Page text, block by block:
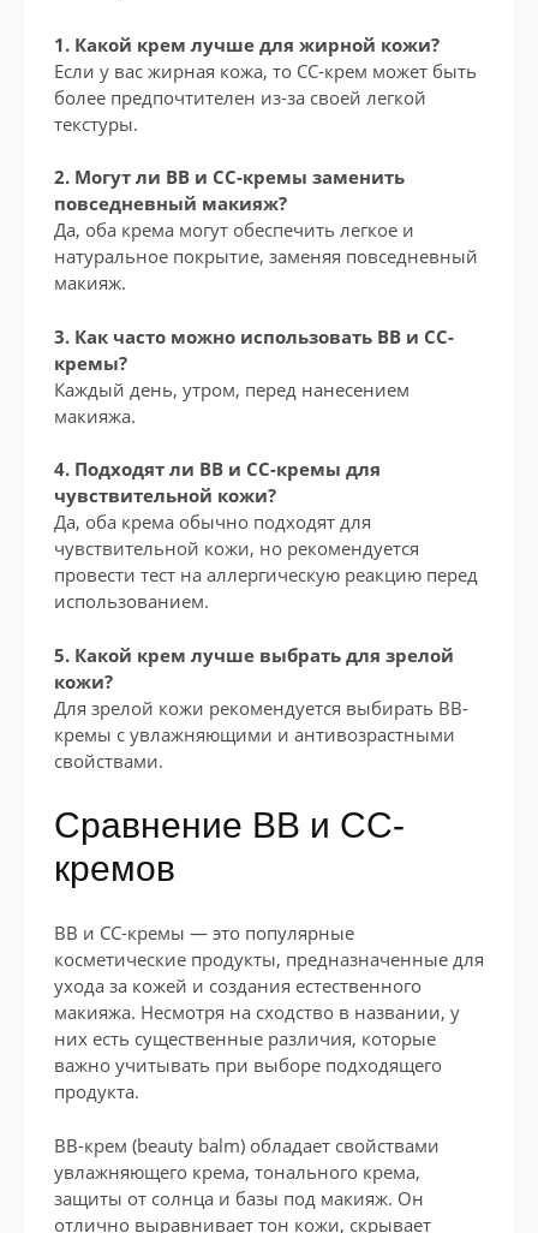
1. Какой крем лучше для жирной кожи?
Если у вас жирная кожа, то CC-крем может быть
более предпочтителен из-за своей легкой
текстуры.
2. Могут ли BB и CC-кремы заменить
повседневный макияж?
Да, оба крема могут обеспечить легкое и
натуральное покрытие, заменяя повседневный
макияж.
3. Как часто можно использовать BB и CC-
кремы?
Каждый день, утром, перед нанесением
макияжа.
4. Подходят ли BB и CC-кремы для
чувствительной кожи?
Да, оба крема обычно подходят для
чувствительной кожи, но рекомендуется
провести тест на аллергическую реакцию перед
использованием.
5. Какой крем лучше выбрать для зрелой
кожи?
Для зрелой кожи рекомендуется выбирать BB-
кремы с увлажняющими и антивозрастными
свойствами.
Сравнение BB и CC-
кремов
BB и CC-кремы — это популярные
косметические продукты, предназначенные для
ухода за кожей и создания естественного
макияжа. Несмотря на сходство в названии, у
них есть существенные различия, которые
важно учитывать при выборе подходящего
продукта.
BB-крем (beauty balm) обладает свойствами
увлажняющего крема, тонального крема,
защиты от солнца и базы под макияж. Он
отлично выравнивает тон кожи, скрывает